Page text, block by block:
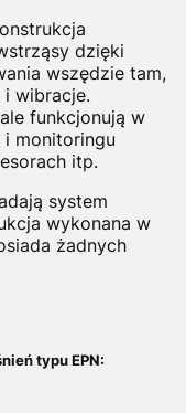
dzięki
wszędzie tam,
i wibracje.
funkcjonują w
monitoringu
itp.
system
wykonana w
żadnych
typu EPN: